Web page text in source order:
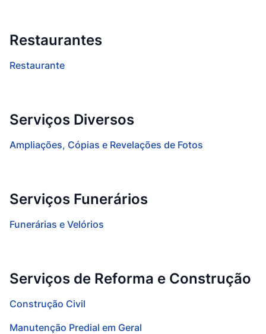
Restaurantes
Restaurante
Serviços Diversos
Ampliações, Cópias e Revelações de Fotos
Serviços Funerários
Funerárias e Velórios
Serviços de Reforma e Construção
Construção Civil
Manutenção Predial em Geral